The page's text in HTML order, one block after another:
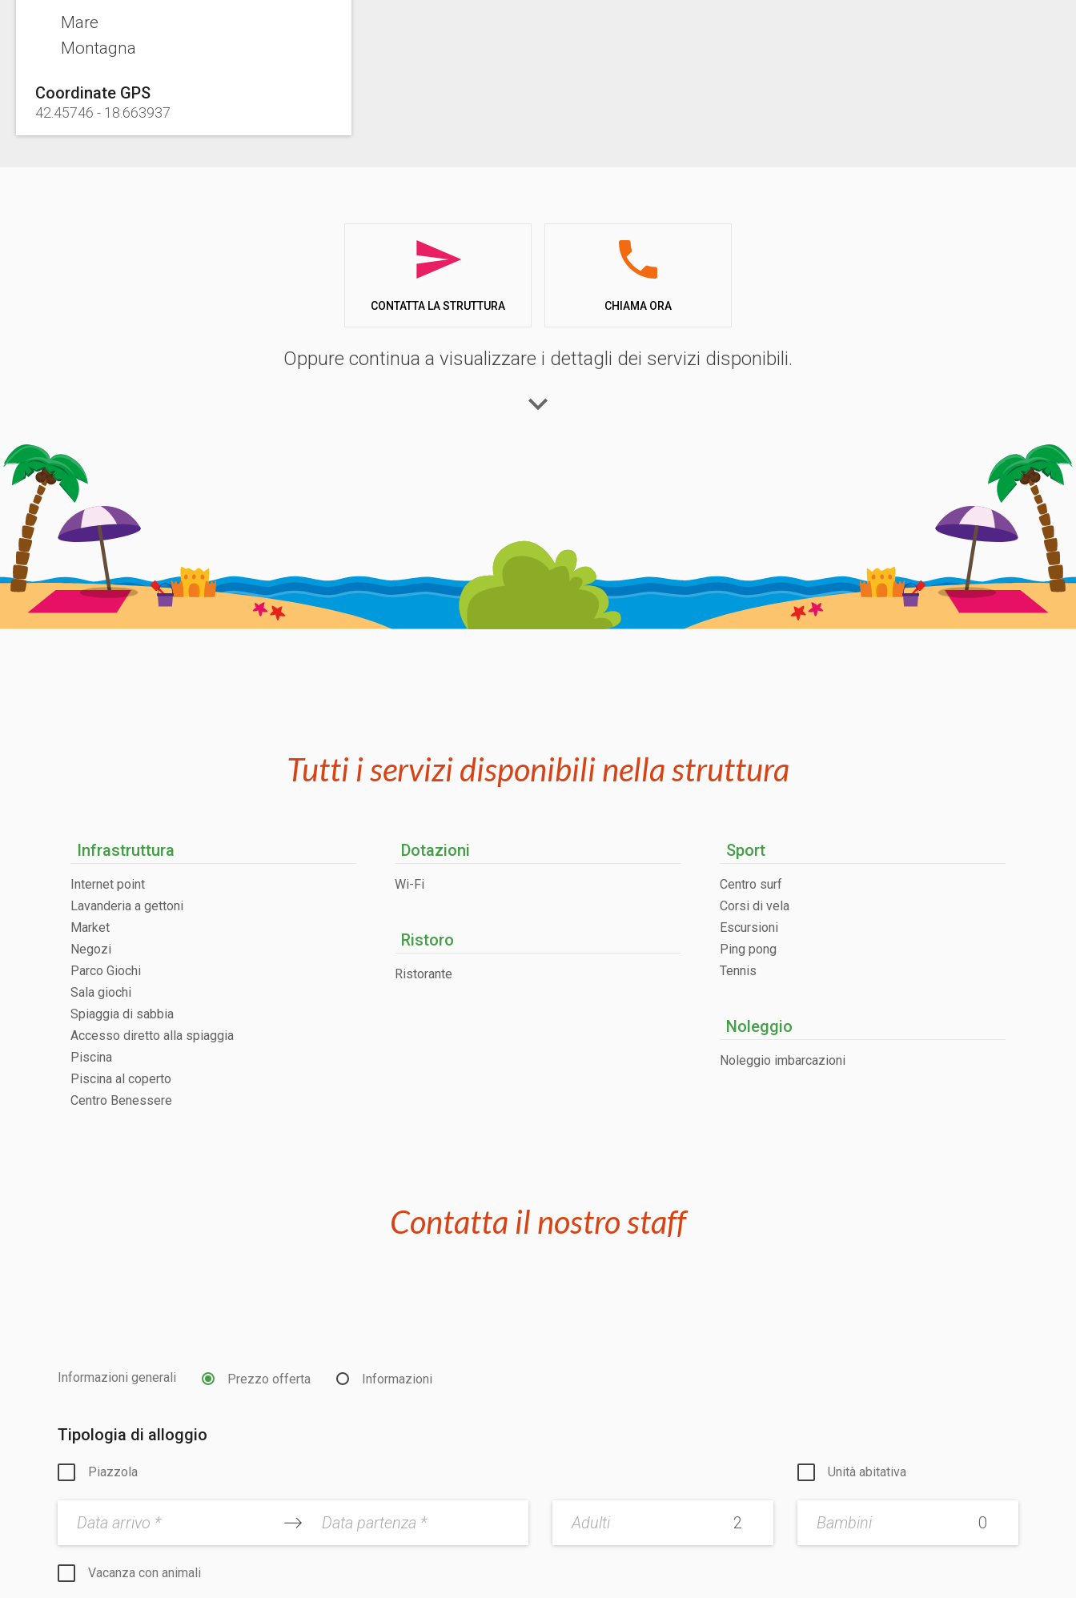
Mare
Montagna
Coordinate GPS
42.45746 - 18.663937
CONTATTA LA STRUTTURA CHIAMA ORA
Oppure continua a visualizzare i dettagli dei servizi disponibili.
Tutti i servizi disponibili nella struttura
Infrastruttura
Internet point
Lavanderia a gettoni
Market
Negozi
Parco Giochi
Sala giochi
Spiaggia di sabbia
Accesso diretto alla spiaggia
Piscina
Piscina al coperto
Centro Benessere
Dotazioni
Wi-Fi
Ristoro
Ristorante
Sport
Centro surf
Corsi di vela
Escursioni
Ping pong
Tennis
Noleggio
Noleggio imbarcazioni
Contatta il nostro staff
Informazioni generali Prezzo offerta Informazioni
Tipologia di alloggio
Piazzola Unità abitativa
Data arrivo * Data partenza * Adulti Bambini
Vacanza con animali